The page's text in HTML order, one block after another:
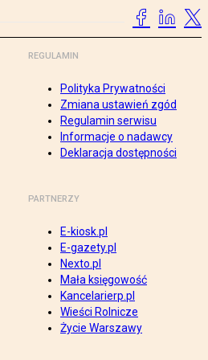
REGULAMIN
Polityka Prywatności
Zmiana ustawień zgód
Regulamin serwisu
Informacje o nadawcy
Deklaracja dostępności
PARTNERZY
E-kiosk.pl
E-gazety.pl
Nexto.pl
Mała księgowość
Kancelarierp.pl
Wieści Rolnicze
Życie Warszawy